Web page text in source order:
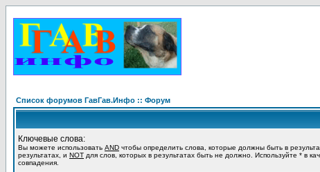
Список форумов ГавГав.Инфо :: Форум
Ключевые слова:
Вы можете использовать AND чтобы определить слова, которые должны быть в
результатах, и NOT для слов, которых в результатах быть не должно. Используйте * в
совпадения.